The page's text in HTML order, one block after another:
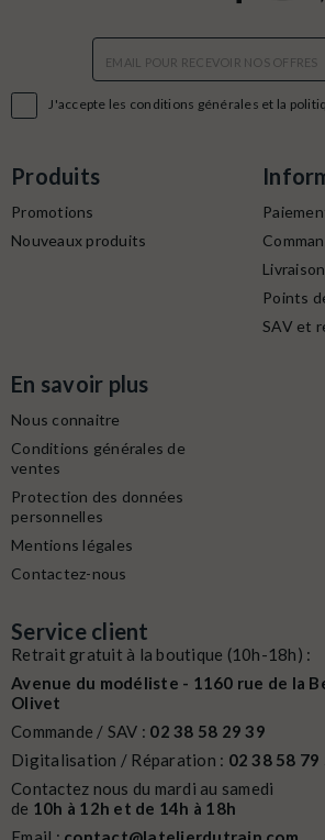
J'accepte les conditions générales et la
Produits
Promotions
Nouveaux produits
Livraison
Points
SAV et
En savoir plus
Nous connaitre
Conditions générales de
ventes
Protection des données
personnelles
Mentions légales
Contactez-nous
Service client
Retrait gratuit à la boutique (10h-18h) :
Avenue du modéliste - 1160 rue de la
Olivet
Commande / SAV : 02 38 58 29 39
Digitalisation / Réparation : 02 38 58 79
Contactez nous du mardi au samedi
de 10h à 12h et de 14h à 18h